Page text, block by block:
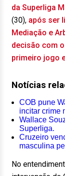
da Superliga
(30), após ser
Mediação e
decisão com
primeiro jogo
Notícias
COB pune
incitar crime
Wallace
Superliga.
Cruzeiro
masculina
No